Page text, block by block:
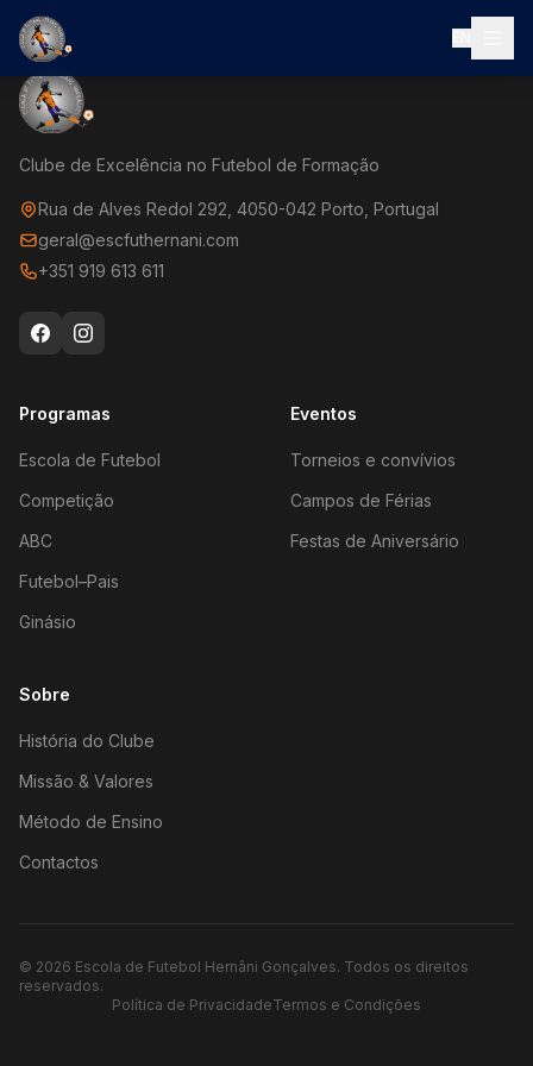
Clube de Excelência no Futebol de Formação
Rua de Alves Redol 292, 4050-042 Porto, Portugal
geral@escfuthernani.com
+351 919 613 611
Programas
Escola de Futebol
Competição
ABC
Futebol–Pais
Ginásio
Eventos
Torneios e convívios
Campos de Férias
Festas de Aniversário
Sobre
História do Clube
Missão & Valores
Método de Ensino
Contactos
© 2026 Escola de Futebol Hernâni Gonçalves. Todos os direitos
reservados.
Política de PrivacidadeTermos e Condições